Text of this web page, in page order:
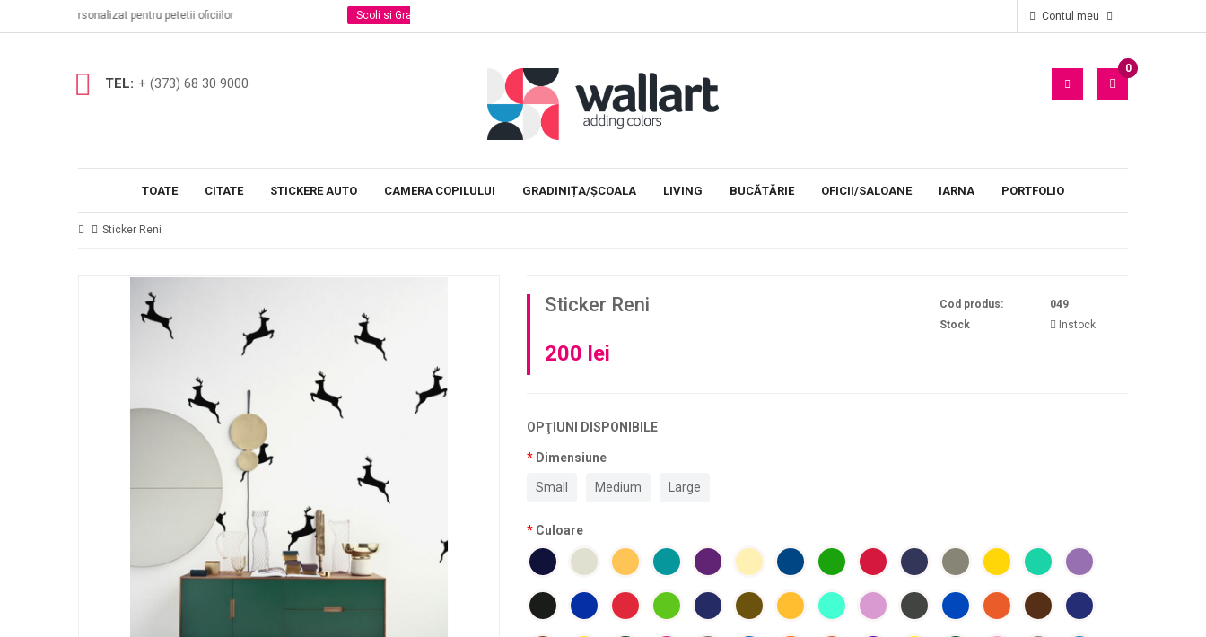
Scoli si Gradinite Stickere decorative in clase Decor personalizat pentru petetii oficiilor
Contul meu
TEL: + (373) 68 30 9000
0
TOATE CITATE STICKERE AUTO CAMERA COPILULUI GRADINIȚA/ȘCOALA LIVING BUCĂTĂRIE OFICII/SALOANE IARNA PORTFOLIO
Sticker Reni
Sticker Reni
200 lei
Cod produs:
049
Stock
Instock
OPŢIUNI DISPONIBILE
Dimensiune
Small Medium Large
Culoare